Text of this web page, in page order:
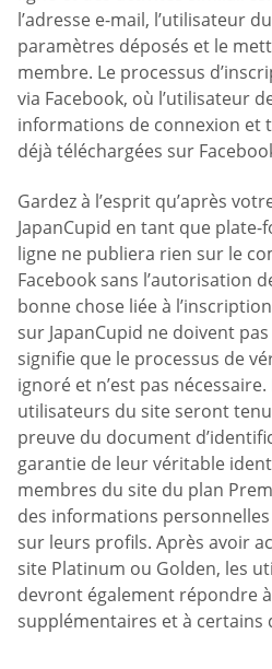
l’adresse e-mail, l’utilisateur
paramètres déposés et le
membre. Le processus
via Facebook, où l’utilisateur
informations de connexion et
déjà téléchargées sur
Gardez à l’esprit qu’après
JapanCupid en tant que
ligne ne publiera rien sur le
Facebook sans l’autorisation
bonne chose liée à
sur JapanCupid ne doivent
signifie que le processus de
ignoré et n’est pas
utilisateurs du site seront
preuve du document
garantie de leur véritable
membres du site du plan
des informations
sur leurs profils. Après avoir
site Platinum ou Golden, les
devront également répondre
supplémentaires et à certains